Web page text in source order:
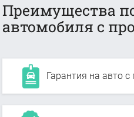
Преимущества
автомобиля с
Гарантия на авто с